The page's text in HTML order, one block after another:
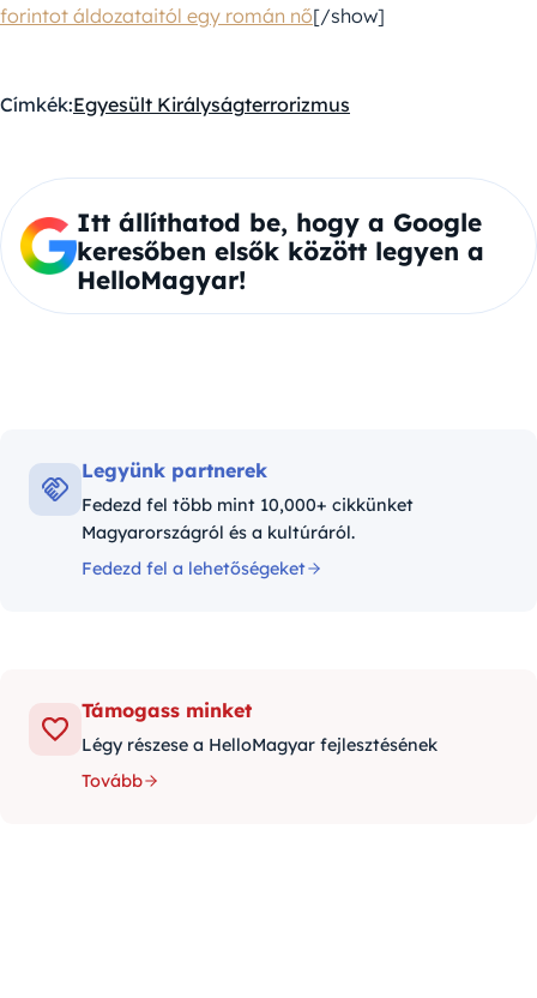
forintot áldozataitól egy román nő[/show]
Címkék:Egyesült Királyságterrorizmus
Itt állíthatod be, hogy a Google
keresőben elsők között legyen a
HelloMagyar!
Legyünk partnerek
Fedezd fel több mint 10,000+ cikkünket
Magyarországról és a kultúráról.
Fedezd fel a lehetőségeket
Támogass minket
Légy részese a HelloMagyar fejlesztésének
Tovább